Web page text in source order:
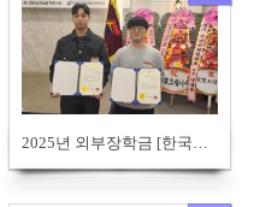
2025년 외부장학금 [한국전기기술인협회 경북동도회] 공지
806